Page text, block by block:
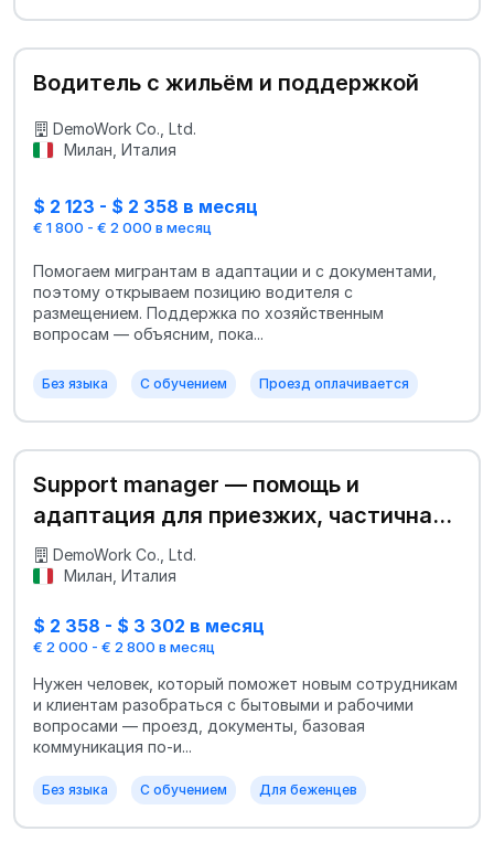
Водитель с жильём и поддержкой
DemoWork Co., Ltd.
Милан, Италия
$ 2 123 - $ 2 358 в месяц
€ 1 800 - € 2 000 в месяц
Помогаем мигрантам в адаптации и с документами,
поэтому открываем позицию водителя с
размещением. Поддержка по хозяйственным
вопросам — объясним, пока...
Без языка С обучением Проезд оплачивается
Support manager — помощь и
адаптация для приезжих, частичная
занятость
DemoWork Co., Ltd.
Милан, Италия
$ 2 358 - $ 3 302 в месяц
€ 2 000 - € 2 800 в месяц
Нужен человек, который поможет новым сотрудникам
и клиентам разобраться с бытовыми и рабочими
вопросами — проезд, документы, базовая
коммуникация по-и...
Без языка С обучением Для беженцев